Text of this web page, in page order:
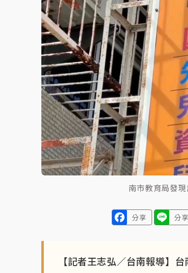
台東農業處長涉圖利渡假村！東檢
父親節泡湯了！中颱白海豚雨彈轟
南市教育局發
分享 分享
【記者王志弘／台南報導】